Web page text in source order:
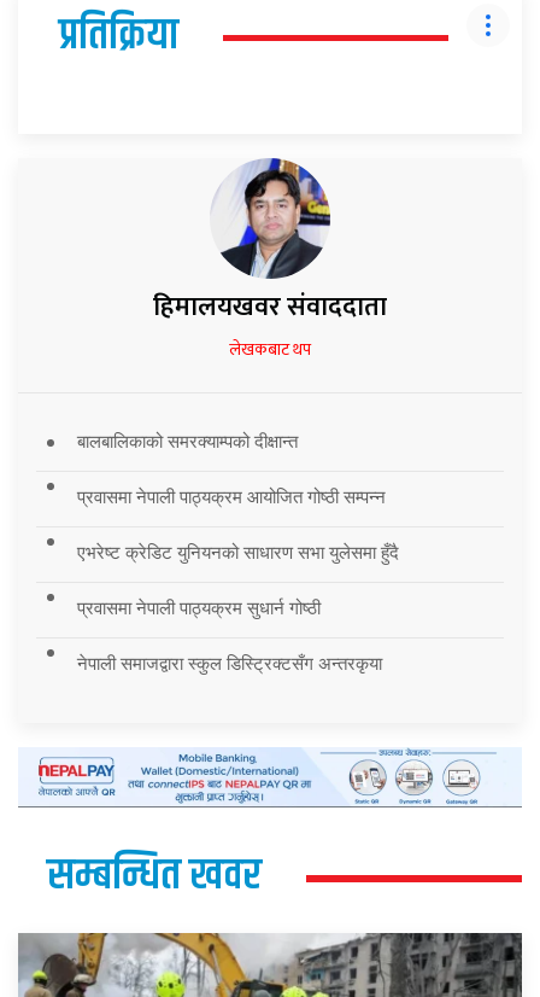
प्रतिक्रिया
हिमालयखवर संवाददाता
लेखकबाट थप
बालबालिकाको समरक्याम्पको दीक्षान्त
प्रवासमा नेपाली पाठ्यक्रम आयोजित गोष्ठी सम्पन्न
एभरेष्ट क्रेडिट युनियनको साधारण सभा युलेसमा हुँदै
प्रवासमा नेपाली पाठ्यक्रम सुधार्न गोष्ठी
नेपाली समाजद्वारा स्कुल डिस्ट्रिक्टसँग अन्तरकृया
सम्बन्धित खवर